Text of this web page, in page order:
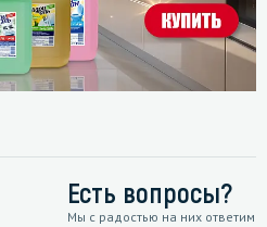
Есть вопросы?
Мы с радостью на них ответим